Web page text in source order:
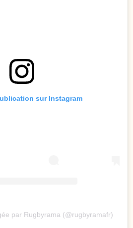
sur Instagram
par Rugbyrama (@rugbyramafr)